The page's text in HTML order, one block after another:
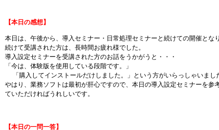
【本日の感想】
本日は、午後から、導入セミナー・日常処理セミナーと続けての開催とな
続けて受講された方は、長時間お疲れ様でした。
導入設定セミナーを受講された方のお話をうかがうと・・・
「今は、体験版を使用している段階です。」
「購入してインストールだけしました。」という方がいらっしゃいまし
やはり、業務ソフトは最初が肝心ですので、本日の導入設定セミナーを
ていただければうれしいです。
【本日の一問一答】